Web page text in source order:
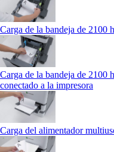
Carga de la bandeja de 2100
Carga de la bandeja de 2100
conectado a la impresora
Carga del alimentador